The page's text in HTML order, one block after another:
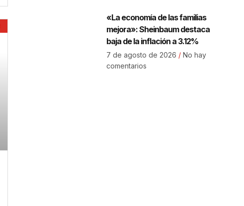
«La economía de las familias
mejora»: Sheinbaum destaca
baja de la inflación a 3.12%
7 de agosto de 2026 No hay
comentarios